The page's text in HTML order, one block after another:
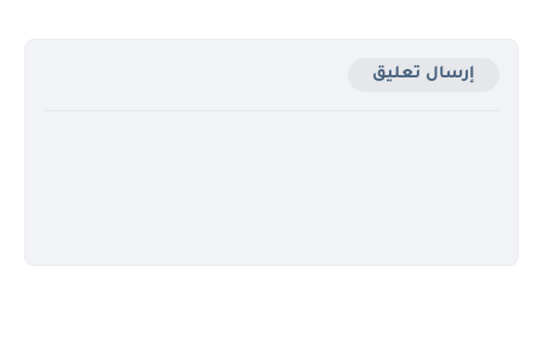
إرسال تعليق